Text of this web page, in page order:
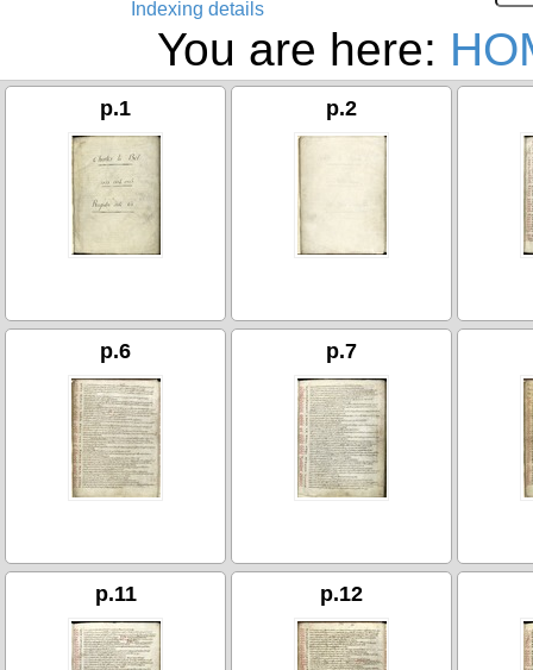
Indexing details
You are here:
p.1 p.2
p.6 p.7
p.11 p.12